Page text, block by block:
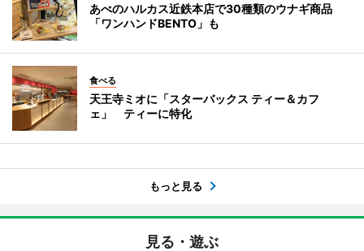
あべのハルカス近鉄本店で30種類のウナギ商品
「ワンハンドBENTO」も
食べる
天王寺ミオに「スターバックス ティー＆カフ
ェ」 ティーに特化
もっと見る
見る・遊ぶ